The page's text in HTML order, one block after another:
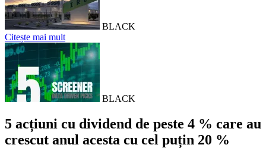
BLACK
Citește mai mult
BLACK
5 acțiuni cu dividend de peste 4 % care au
crescut anul acesta cu cel puțin 20 %